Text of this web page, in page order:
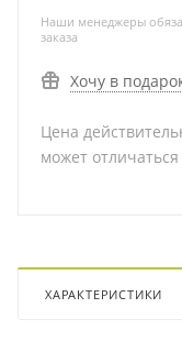
Наши менеджеры
заказа
Хочу в
Цена
может
ХАРАКТЕРИСТИКИ